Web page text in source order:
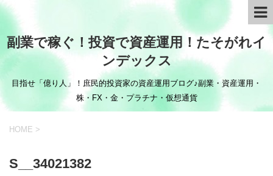
副業で稼ぐ！投資で資産運用！たそがれイ
ンデックス
目指せ「億り人」！庶民的投資家の資産運用ブログ♪副業・資産運用・
株・FX・金・プラチナ・仮想通貨
HOME >
S__34021382